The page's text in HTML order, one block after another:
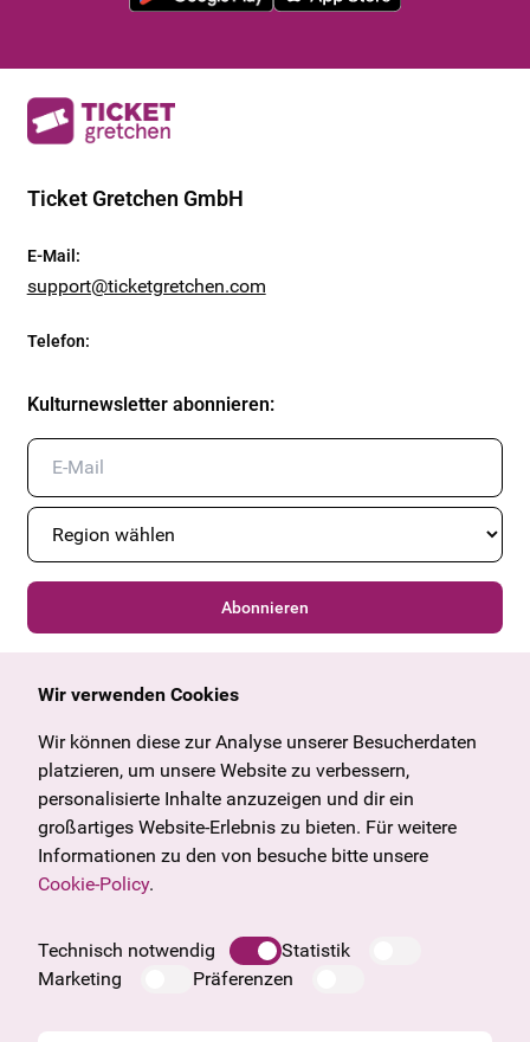
Ticket Gretchen GmbH
E-Mail :
support@ticketgretchen.com
Telefon:
Kulturnewsletter abonnieren:
Abonnieren
Allgemein
Angebote & News
U27
Geschenkgutschein
Häufige Fragen
Impressum
Datenschutzinformation
Wien
Tirol
Vorarlberg
Burgenland
Salzburg
Wir verwenden Cookies
Wir können diese zur Analyse unserer Besucherdaten
platzieren, um unsere Website zu verbessern,
personalisierte Inhalte anzuzeigen und dir ein
großartiges Website-Erlebnis zu bieten. Für weitere
Informationen zu den von besuche bitte unsere
Cookie-Policy.
Technisch notwendig
Statistik
Marketing
Präferenzen